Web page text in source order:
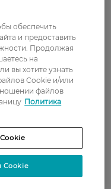
обеспечить
и предоставить
Продолжая
на
вы хотите узнать
Cookie и/или
файлов
Политика
Cookie